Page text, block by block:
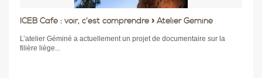
ICEB Café : voir, c’est comprendre » Atelier Géminé
L’atelier Géminé a actuellement un projet de documentaire sur la
filière liège...